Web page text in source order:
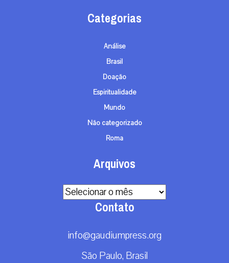
Categorias
Análise
Brasil
Doação
Espiritualidade
Mundo
Não categorizado
Roma
Arquivos
Arquivos
Contato
info@gaudiumpress.org
São Paulo, Brasil